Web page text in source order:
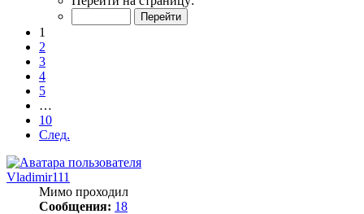
1
2
3
4
5
…
10
След.
Vladimir111
Мимо проходил
Сообщения: 18